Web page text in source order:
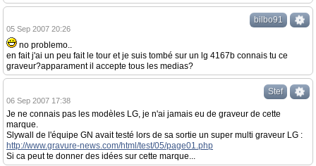
bilbo91
05 Sep 2007 20:26
no problemo..
en fait j'ai un peu fait le tour et je suis tombé sur un lg 4167b connais tu ce
graveur?apparament il accepte tous les medias?
Stef
06 Sep 2007 17:38
Je ne connais pas les modèles LG, je n'ai jamais eu de graveur de cette
marque.
Slywall de l'équipe GN avait testé lors de sa sortie un super multi graveur LG :
http://www.gravure-news.com/html/test/05/page01.php
Si ca peut te donner des idées sur cette marque...